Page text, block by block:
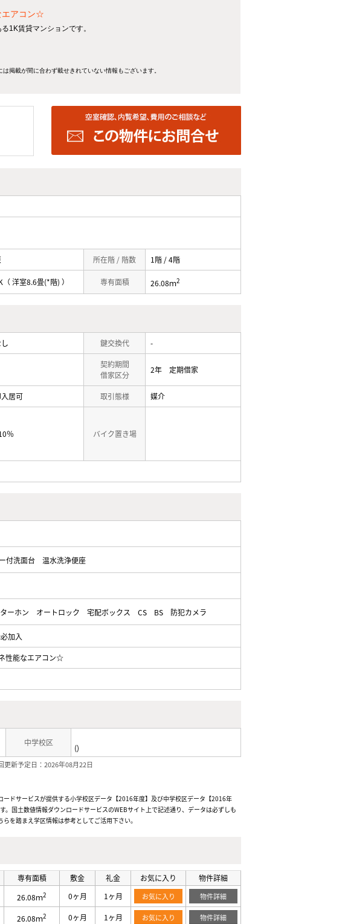
エアコン☆
1K賃貸マンションです。
掲載が間に合わず載せきれていない情報もございます。
所在階 / 階数 1階 / 4階
（ 洋室8.6畳(*階) ） 専有面積 26.08ｍ2
鍵交換代 -
契約期間
借家区分
2年 定期借家
入居可 取引態様 媒介
％ バイク置き場
付洗面台 温水洗浄便座
ーホン オートロック 宅配ボックス CS BS 防犯カメラ
加入
性能なエアコン☆
中学校区
()
更新予定日：2026年08月22日
ドサービスが提供する小学校区データ【2016年度】及び中学校区データ【2016年
国土数値情報ダウンロードサービスのWEBサイト上で記述通り、データは必ずしも
を踏まえ学区情報は参考としてご活用下さい。
専有面積 敷金 礼金 お気に入り
物件詳細
26.08ｍ2 0ヶ月 1ヶ月 お気に入り 物件詳細
26.08ｍ2 0ヶ月 1ヶ月 お気に入り 物件詳細